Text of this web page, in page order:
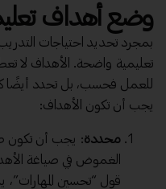
وضع أهداف
بمجرد تحديد احتياجات
تعليمية واضحة. الأهداف لا
للعمل فحسب، بل تحدد أيضًا
يجب أن تكون الأهداف:
محددة: يجب أن تكون
الغموض في صياغة
قول “تحسين المهارات”،